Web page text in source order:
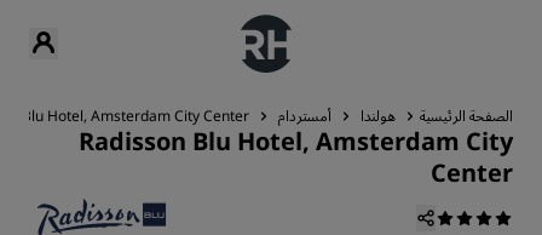
الصفحة الرئيسية هولندا أمستردام Blu Hotel, Amsterdam City Center
Radisson Blu Hotel, Amsterdam City
Center